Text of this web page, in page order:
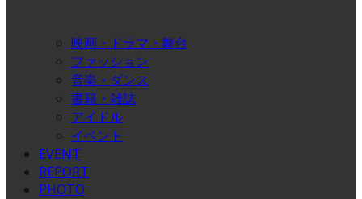
映画・ドラマ・舞台
ファッション
音楽・ダンス
書籍・雑誌
アイドル
イベント
EVENT
REPORT
PHOTO